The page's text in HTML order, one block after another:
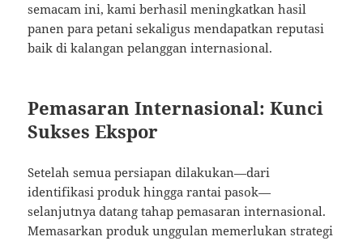
semacam ini, kami berhasil meningkatkan hasil
panen para petani sekaligus mendapatkan reputasi
baik di kalangan pelanggan internasional.
Pemasaran Internasional: Kunci
Sukses Ekspor
Setelah semua persiapan dilakukan—dari
identifikasi produk hingga rantai pasok—
selanjutnya datang tahap pemasaran internasional.
Memasarkan produk unggulan memerlukan strategi